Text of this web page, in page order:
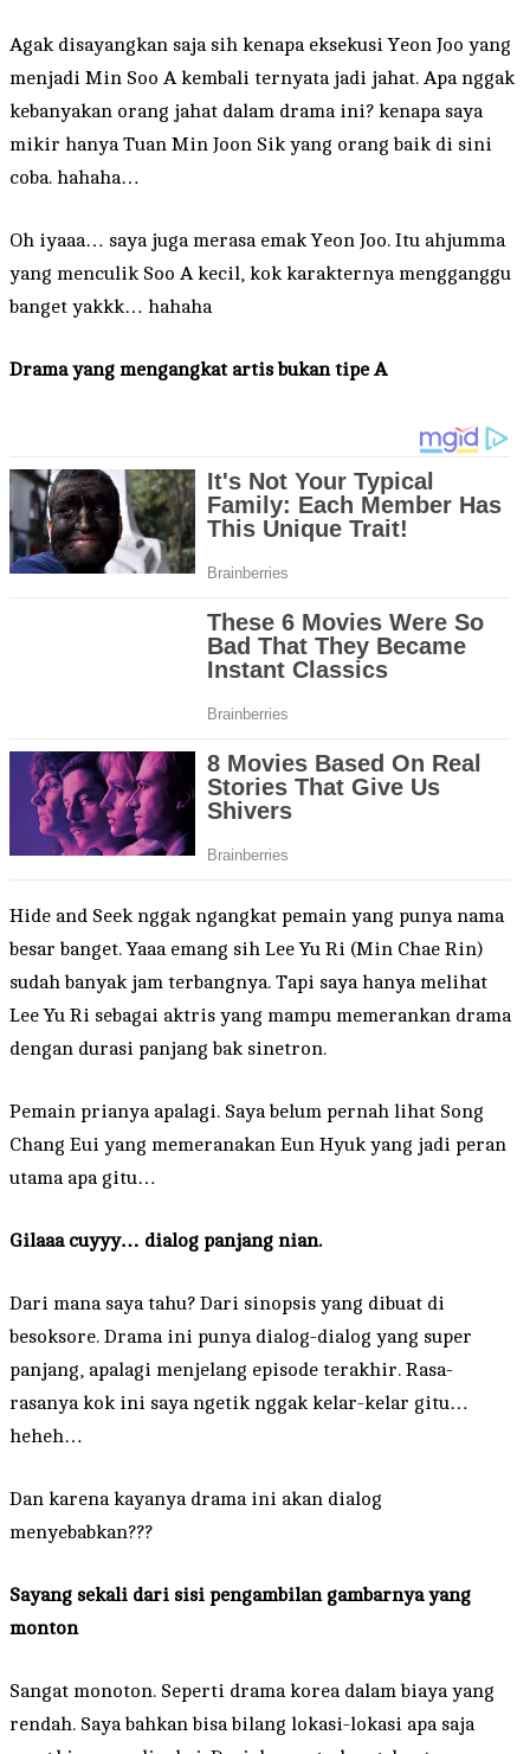
Agak disayangkan saja sih kenapa eksekusi Yeon Joo yang
menjadi Min Soo A kembali ternyata jadi jahat. Apa nggak
kebanyakan orang jahat dalam drama ini? kenapa saya
mikir hanya Tuan Min Joon Sik yang orang baik di sini
coba. hahaha…
Oh iyaaa… saya juga merasa emak Yeon Joo. Itu ahjumma
yang menculik Soo A kecil, kok karakternya mengganggu
banget yakkk… hahaha
Drama yang mengangkat artis bukan tipe A
Hide and Seek nggak ngangkat pemain yang punya nama
besar banget. Yaaa emang sih Lee Yu Ri (Min Chae Rin)
sudah banyak jam terbangnya. Tapi saya hanya melihat
Lee Yu Ri sebagai aktris yang mampu memerankan drama
dengan durasi panjang bak sinetron.
Pemain prianya apalagi. Saya belum pernah lihat Song
Chang Eui yang memeranakan Eun Hyuk yang jadi peran
utama apa gitu…
Gilaaa cuyyy… dialog panjang nian.
Dari mana saya tahu? Dari sinopsis yang dibuat di
besoksore. Drama ini punya dialog-dialog yang super
panjang, apalagi menjelang episode terakhir. Rasa-
rasanya kok ini saya ngetik nggak kelar-kelar gitu…
heheh…
Dan karena kayanya drama ini akan dialog
menyebabkan???
Sayang sekali dari sisi pengambilan gambarnya yang
monton
Sangat monoton. Seperti drama korea dalam biaya yang
rendah. Saya bahkan bisa bilang lokasi-lokasi apa saja